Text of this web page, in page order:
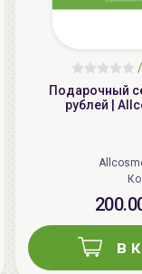
/
Подарочный
рублей |
в